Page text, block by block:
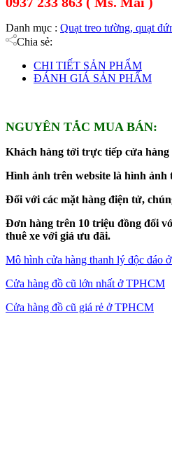
Danh mục : Quạt treo tường, quạt
Chia sẻ:
CHI TIẾT SẢN PHẨM
ĐÁNH GIÁ SẢN PHẨM
NGUYÊN TẮC MUA BÁN:
Khách hàng tới trực tiếp cửa
Hình ảnh trên website là hình ảnh
Đối với các mặt hàng điện tử,
Đơn hàng trên 10 triệu đồng đối
thuê xe với giá ưu đãi.
Mô hình cửa hàng thanh lý độc đáo
Cửa hàng đồ cũ lớn nhất ở TPHCM
Cửa hàng đồ cũ giá rẻ ở TPHCM